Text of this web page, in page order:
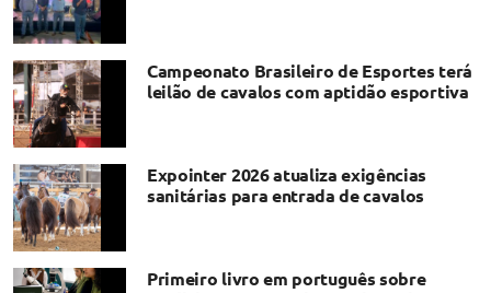
Campeonato Brasileiro de Esportes terá
leilão de cavalos com aptidão esportiva
Expointer 2026 atualiza exigências
sanitárias para entrada de cavalos
Primeiro livro em português sobre